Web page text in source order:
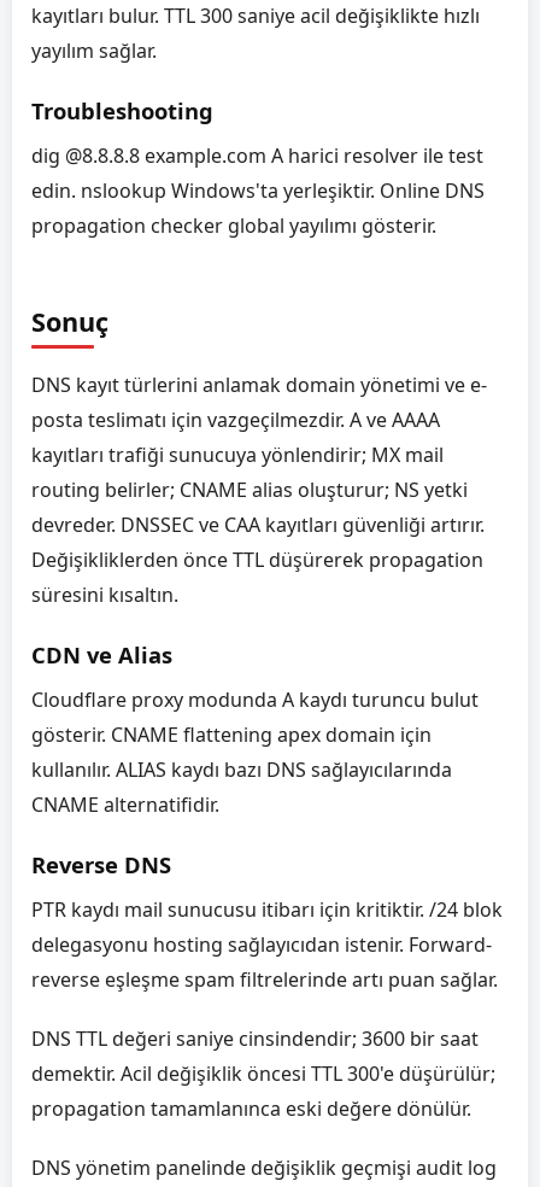
kayıtları bulur. TTL 300 saniye acil değişiklikte hızlı
yayılım sağlar.
Troubleshooting
dig @8.8.8.8 example.com A harici resolver ile test
edin. nslookup Windows'ta yerleşiktir. Online DNS
propagation checker global yayılımı gösterir.
Sonuç
DNS kayıt türlerini anlamak domain yönetimi ve e-
posta teslimatı için vazgeçilmezdir. A ve AAAA
kayıtları trafiği sunucuya yönlendirir; MX mail
routing belirler; CNAME alias oluşturur; NS yetki
devreder. DNSSEC ve CAA kayıtları güvenliği artırır.
Değişikliklerden önce TTL düşürerek propagation
süresini kısaltın.
CDN ve Alias
Cloudflare proxy modunda A kaydı turuncu bulut
gösterir. CNAME flattening apex domain için
kullanılır. ALIAS kaydı bazı DNS sağlayıcılarında
CNAME alternatifidir.
Reverse DNS
PTR kaydı mail sunucusu itibarı için kritiktir. /24 blok
delegasyonu hosting sağlayıcıdan istenir. Forward-
reverse eşleşme spam filtrelerinde artı puan sağlar.
DNS TTL değeri saniye cinsindendir; 3600 bir saat
demektir. Acil değişiklik öncesi TTL 300'e düşürülür;
propagation tamamlanınca eski değere dönülür.
DNS yönetim panelinde değişiklik geçmişi audit log